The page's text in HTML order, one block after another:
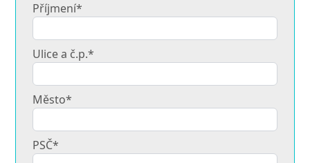
Příjmení*
Ulice a č.p.*
Město*
PSČ*